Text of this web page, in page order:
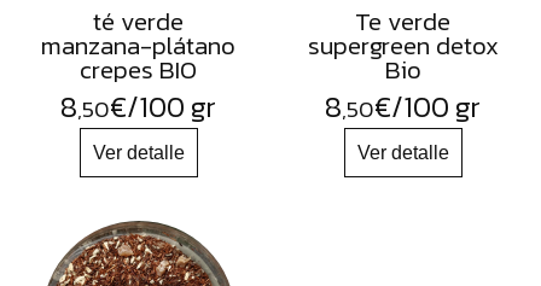
té verde
manzana-plátano
crepes BIO
8,50€/100 gr
Te verde
supergreen detox
Bio
8,50€/100 gr